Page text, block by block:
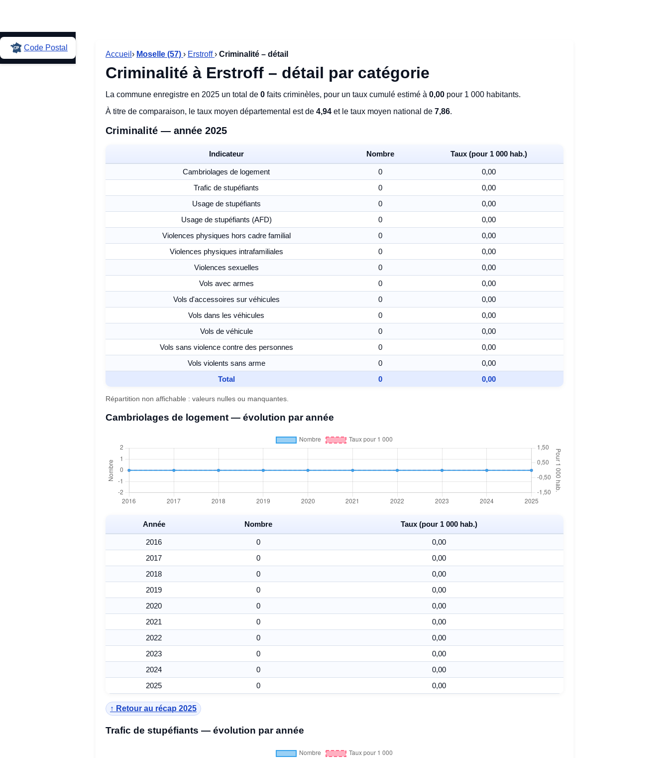
Code Postal
Accueil › Moselle (57) › Erstroff› Criminalité – détail
Criminalité à Erstroff – détail par catégorie
La commune enregistre en 2025 un total de 0 faits criminèles, pour un taux cumulé estimé à 0,00 pour 1 000 habitants.
À titre de comparaison, le taux moyen départemental est de 4,94 et le taux moyen national de 7,86.
Criminalité — année 2025
Indicateur Nombre Taux (pour 1 000 hab.)
Cambriolages de logement 0
0,00
Trafic de stupéfiants
0
0,00
Usage de stupéfiants
0
0,00
Usage de stupéfiants (AFD)
0
0,00
Violences physiques hors cadre familial
0
0,00
Violences physiques intrafamiliales
0
0,00
Violences sexuelles
0
0,00
Vols avec armes
0
0,00
Vols d'accessoires sur véhicules
0
0,00
Vols dans les véhicules
0
0,00
Vols de véhicule
0
0,00
Vols sans violence contre des personnes
0
0,00
Vols violents sans arme
0
0,00
Total
0 0,00
Répartition non affichable : valeurs nulles ou manquantes.
Cambriolages de logement — évolution par année
Année Nombre Taux (pour 1 000 hab.)
2016 0
0,00
2017
0
0,00
2018
0
0,00
2019
0
0,00
2020
0
0,00
2021
0
0,00
2022
0
0,00
2023
0
0,00
2024
0
0,00
2025
0 0,00
↑ Retour au récap 2025
Trafic de stupéfiants — évolution par année